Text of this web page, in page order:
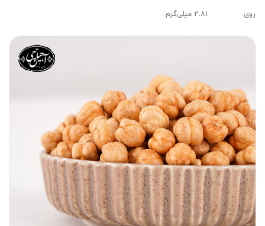
روی ۲.۸۱ میلی‌گرم